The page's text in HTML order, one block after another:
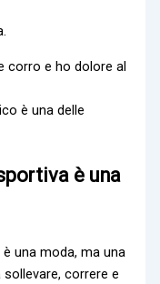
corro e ho dolore al
è una delle
è una
una moda, ma una
correre e